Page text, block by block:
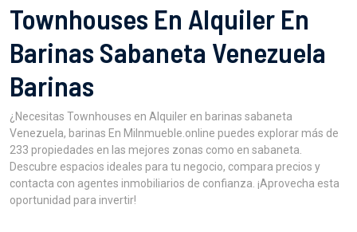
Townhouses En Alquiler En
Barinas Sabaneta Venezuela
Barinas
¿Necesitas Townhouses en Alquiler en barinas sabaneta
Venezuela, barinas En MiInmueble.online puedes explorar más de
233 propiedades en las mejores zonas como en sabaneta.
Descubre espacios ideales para tu negocio, compara precios y
contacta con agentes inmobiliarios de confianza. ¡Aprovecha esta
oportunidad para invertir!